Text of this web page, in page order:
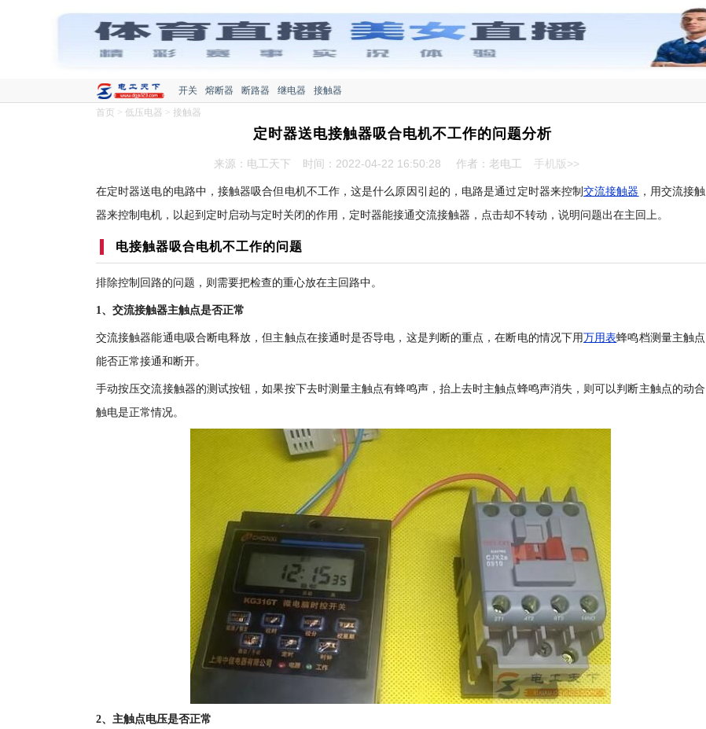
开关 熔断器 断路器 继电器
接触器
首页 > 低压电器 > 接触器
定时器送电接触器吸合电机不工作的问题分析
来源：电工天下 时间：2022-04-22 16:50:28 作者：老电工 手机版>>
在定时器送电的电路中，接触器吸合但电机不工作，这是什么原因引起的，电路是通过定时器来控制交流接触器 ，用交流接触
器来控制电机，以起到定时启动与定时关闭的作用，定时器能接通交流接触器，点击却不转动，说明问题出在主回上。
电接触器吸合电机不工作的问题
排除控制回路的问题，则需要把检查的重心放在主回路中。
1、交流接触器主触点是否正常
交流接触器能通电吸合断电释放，但主触点在接通时是否导电，这是判断的重点，在断电的情况下用万用表蜂鸣档测量主触点
能否正常接通和断开。
手动按压交流接触器的测试按钮，如果按下去时测量主触点有蜂鸣声，抬上去时主触点蜂鸣声消失，则可以判断主触点的动合
触电是正常情况。
2、主触点电压是否正常